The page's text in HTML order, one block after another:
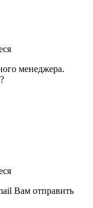
менеджера.
Вам отправить